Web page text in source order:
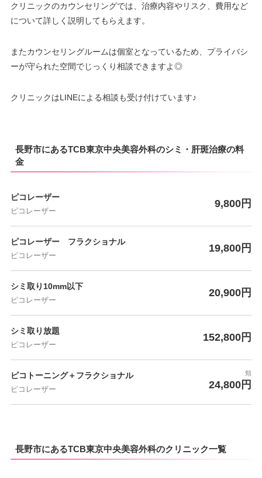
クリニックのカウンセリングでは、治療内容やリスク、費用など
について詳しく説明してもらえます。
またカウンセリングルームは個室となっているため、プライバシ
ーが守られた空間でじっくり相談できますよ◎
クリニックはLINEによる相談も受け付けています♪
長野市にあるTCB東京中央美容外科のシミ・肝斑治療の料
金
ピコレーザー
ピコレーザー
9,800円
ピコレーザー フラクショナル
ピコレーザー
19,800円
シミ取り10mm以下
ピコレーザー
20,900円
シミ取り放題
ピコレーザー
152,800円
ピコトーニング＋フラクショナル
ピコレーザー
頬
24,800円
長野市にあるTCB東京中央美容外科のクリニック一覧